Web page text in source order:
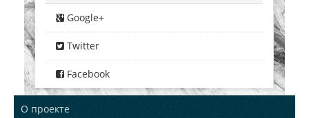
Google+
Twitter
Facebook
О проекте